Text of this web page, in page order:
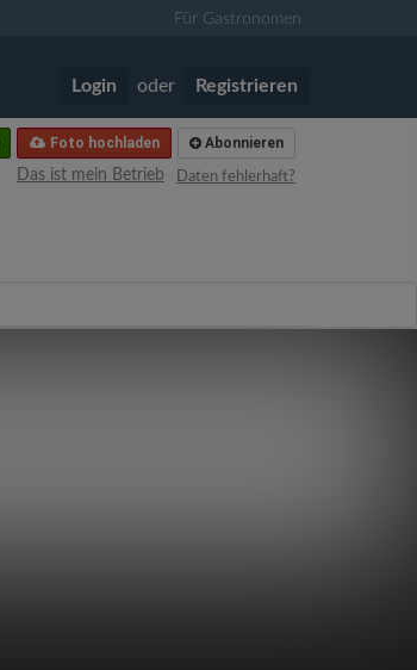
Für Gastronomen
Login oder Registrieren
Abonnieren
Foto hochladen
Daten fehlerhaft?
Das ist mein Betrieb